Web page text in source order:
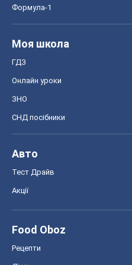
Формула-1
Моя школа
ГДЗ
Онлайн уроки
ЗНО
СНД посібники
Авто
Тест Драйв
Акції
Food Oboz
Рецепти